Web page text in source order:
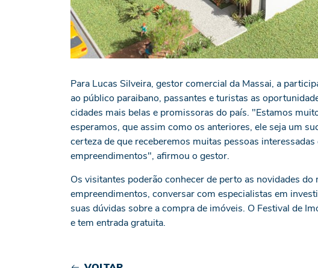
Para Lucas Silveira, gestor comercial da Massai, a
ao público paraibano, passantes e turistas as
cidades mais belas e promissoras do país. "Estamos
esperamos, que assim como os anteriores, ele seja um
certeza de que receberemos muitas pessoas
empreendimentos", afirmou o gestor.
Os visitantes poderão conhecer de perto as novidades
empreendimentos, conversar com especialistas em
suas dúvidas sobre a compra de imóveis. O Festival de
e tem entrada gratuita.